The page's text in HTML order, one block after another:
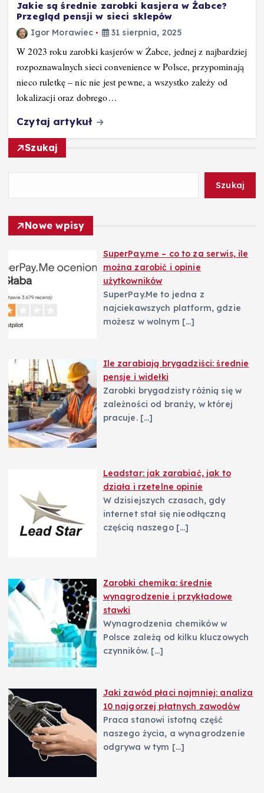
Jakie są średnie zarobki kasjera w Żabce?
Przegląd pensji w sieci sklepów
Igor Morawiec 31 sierpnia, 2025
W 2023 roku zarobki kasjerów w Żabce, jednej z najbardziej
rozpoznawalnych sieci convenience w Polsce, przypominają
nieco ruletkę – nic nie jest pewne, a wszystko zależy od
lokalizacji oraz dobrego…
Czytaj artykuł
Szukaj
Szukaj
Nowe wpisy
SuperPay.me – co to za serwis, ile
można zarobić i opinie
użytkowników
SuperPay.Me to jedna z
najciekawszych platform, gdzie
możesz w wolnym […]
Ile zarabiają brygadziści: średnie
pensje i widełki
Zarobki brygadzisty różnią się w
zależności od branży, w której
pracuje. […]
Leadstar: jak zarabiać, jak to
działa i rzetelne opinie
W dzisiejszych czasach, gdy
internet stał się nieodłączną
częścią naszego […]
Zarobki chemika: średnie
wynagrodzenie i przykładowe
stawki
Wynagrodzenia chemików w
Polsce zależą od kilku kluczowych
czynników. […]
Jaki zawód płaci najmniej: analiza
10 najgorzej płatnych zawodów
Praca stanowi istotną część
naszego życia, a wynagrodzenie
odgrywa w tym […]